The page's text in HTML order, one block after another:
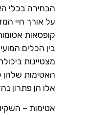
הבחירה בכלי
על אורך חיי
קופסאות
בין הכלים
מצטיינות
האטימות שלהן
אלו הן פתרון
אטימות –